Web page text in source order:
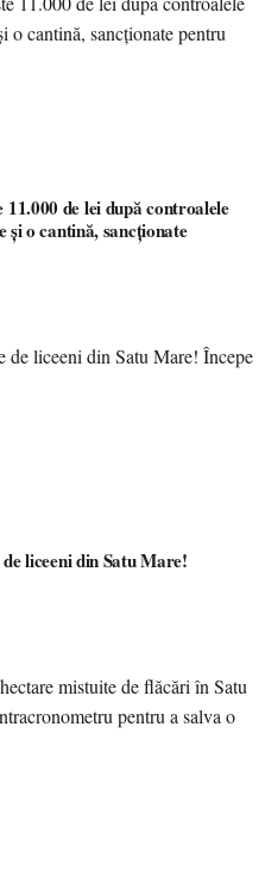
de lei după controalele
o cantină, sancționate
liceeni din Satu Mare!